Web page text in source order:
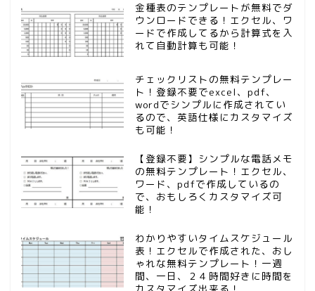
金種表のテンプレートが無料でダ
ウンロードできる！エクセル、ワ
ードで作成してるから計算式を入
れて自動計算も可能！
チェックリストの無料テンプレー
ト！登録不要でexcel、pdf、
wordでシンプルに作成されてい
るので、英語仕様にカスタマイズ
も可能！
【登録不要】シンプルな電話メモ
の無料テンプレート！エクセル、
ワード、pdfで作成しているの
で、おもしろくカスタマイズ可
能！
わかりやすいタイムスケジュール
表！エクセルで作成された、おし
ゃれな無料テンプレート！一週
間、一日、２４時間好きに時間を